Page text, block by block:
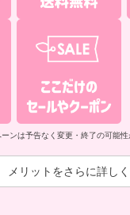
ンは予告なく変更・終了の可能性
メリットをさらに詳しく